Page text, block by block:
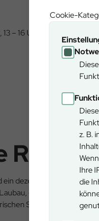
Cookie-
z. B.
Ihre
die
– 16 Uhr
Reviere
dezentrales
dem Zentrum für
Staatsforsten ist in